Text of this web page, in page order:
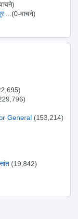
...(0-वाचने)
General (153,214)
(19,842)